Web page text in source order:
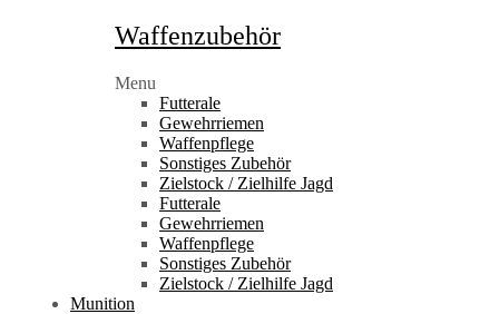
Waffenzubehör
Menu
Futterale
Gewehrriemen
Waffenpflege
Sonstiges Zubehör
Zielstock / Zielhilfe Jagd
Futterale
Gewehrriemen
Waffenpflege
Sonstiges Zubehör
Zielstock / Zielhilfe Jagd
Munition